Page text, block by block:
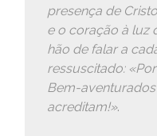
presença de
e o coração à luz
hão de falar a
ressuscitado:
Bem-
acreditam!».